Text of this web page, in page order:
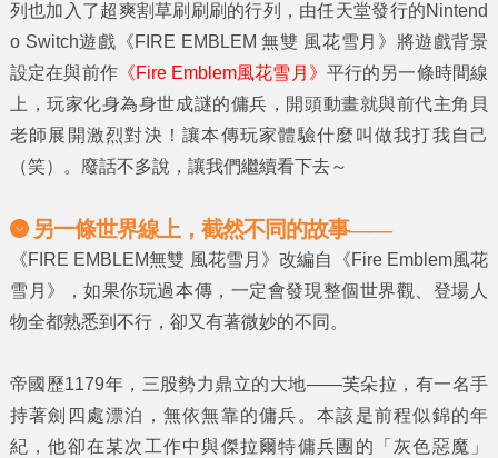
列也加入了超爽割草刷刷刷的行列，由任天堂發行的Nintend
o Switch遊戲《FIRE EMBLEM無雙 風花雪月》 將遊戲背景
設定在與前作《Fire Emblem風花雪月》 平行的另一條時間線
上，玩家化身為身世成謎的傭兵，開頭動畫就與前代主角貝
老師展開激烈對決！讓本傳玩家體驗什麼叫做我打我自己
（笑）。廢話不多說，讓我們繼續看下去～
另一條世界線上，截然不同的故事——
《FIRE EMBLEM無雙 風花雪月 》改編自《Fire Emblem風花
雪月》
，如果你玩過本傳，一定會發現整個世界觀、登場人
物全都熟悉到不行，卻又有著微妙的不同。
帝國歷1179年，三股勢力鼎立的大地——芙朵拉，有一名手
持著劍四處漂泊，無依無靠的傭兵。本該是前程似錦的年
紀，他卻在某次工作中與傑拉爾特傭兵團的「灰色惡魔」